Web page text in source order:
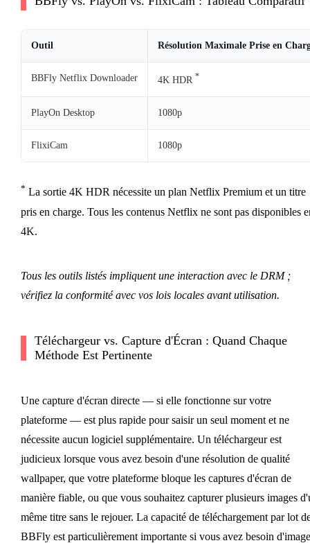
Outil Résolution Maximale Prise en
BBFly Netflix Downloader 4K HDR *
PlayOn Desktop 1080p
FlixiCam 1080p
* La sortie 4K HDR nécessite un plan Netflix Premium et un titre
pris en charge. Tous les contenus Netflix ne sont pas disponibles
4K.
Tous les outils listés impliquent une interaction avec le DRM ;
vérifiez la conformité avec vos lois locales avant utilisation.
Téléchargeur vs. Capture d'Écran : Quand Chaque
Méthode Est Pertinente
Une capture d'écran directe — si elle fonctionne sur votre
plateforme — est plus rapide pour saisir un seul moment et ne
nécessite aucun logiciel supplémentaire. Un téléchargeur est
judicieux lorsque vous avez besoin d'une résolution de qualité
wallpaper, que votre plateforme bloque les captures d'écran de
manière fiable, ou que vous souhaitez capturer plusieurs images
même titre sans le rejouer. La capacité de téléchargement par lot
BBFly est particulièrement importante si vous avez besoin